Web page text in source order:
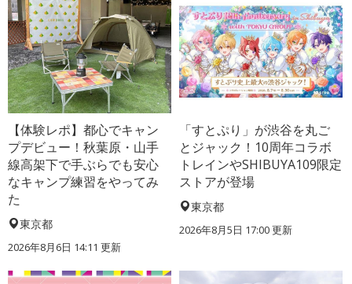
【体験レポ】都心でキャン
プデビュー！秋葉原・山手
線高架下で手ぶらでも安心
なキャンプ練習をやってみ
た
東京都
2026年8月6日 14:11 更新
「すとぷり」が渋谷を丸ご
とジャック！10周年コラボ
トレインやSHIBUYA109限定
ストアが登場
東京都
2026年8月5日 17:00更新